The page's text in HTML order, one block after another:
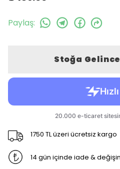
Paylaş:
Stoğa
1750 TL üzeri ücretsiz kargo
14 gün içinde iade &